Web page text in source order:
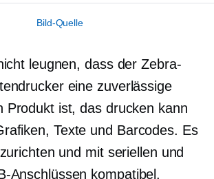
Bild-Quelle
leugnen, dass der Zebra-
eine zuverlässige
Produkt ist, das drucken kann
Texte und Barcodes. Es
und mit seriellen und
Anschlüssen kompatibel.